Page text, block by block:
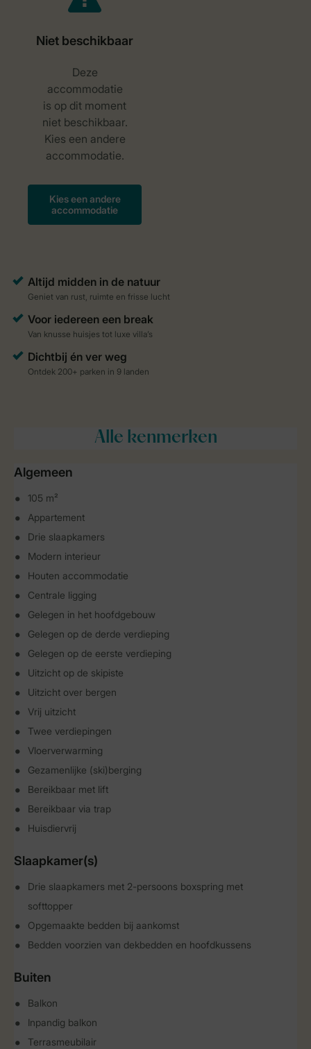
Alle kenmerken
Algemeen
105 m²
Appartement
Drie slaapkamers
Modern interieur
Houten accommodatie
Centrale ligging
Gelegen in het hoofdgebouw
Gelegen op de derde verdieping
Gelegen op de eerste verdieping
Uitzicht op de skipiste
Uitzicht over bergen
Vrij uitzicht
Twee verdiepingen
Vloerverwarming
Gezamenlijke (ski)berging
Bereikbaar met lift
Bereikbaar via trap
Huisdiervrij
Slaapkamer(s)
Drie slaapkamers met 2-persoons boxspring met
softtopper
Opgemaakte bedden bij aankomst
Bedden voorzien van dekbedden en hoofdkussens
Buiten
Balkon
Inpandig balkon
Terrasmeubilair